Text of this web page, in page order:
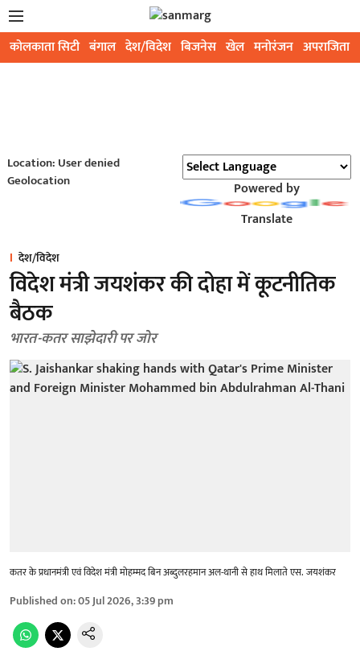
कोलकाता सिटी बंगाल देश/विदेश बिजनेस खेल मनोरंजन अपराजिता
Location: User denied
Geolocation
Powered by
Translate
देश/विदेश
विदेश मंत्री जयशंकर की दोहा में कूटनीतिक
बैठक
भारत-कतर साझेदारी पर जोर
कतर के प्रधानमंत्री एवं विदेश मंत्री मोहम्मद बिन अब्दुलरहमान अल-थानी से हाथ मिलाते एस. जयशंकर
Published on:05 Jul 2026, 3:39 pm